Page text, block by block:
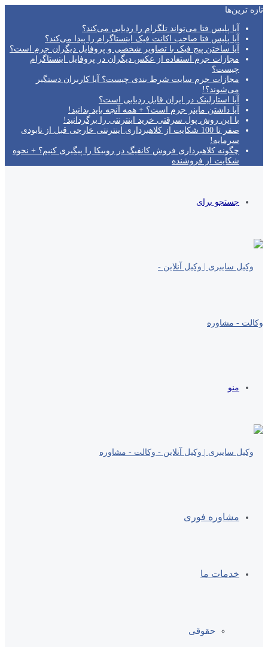
تازه‌ ترین‌ها
آیا پلیس فتا می‌تواند تلگرام را ردیابی می‌کند؟
آیا پلیس فتا صاحب اکانت فیک اینستاگرام را پیدا می‌کند؟
آیا ساختن پیج فیک با تصاویر شخصی و پروفایل دیگران جرم است؟
مجازات جرم استفاده از عکس دیگران در پروفایل اینستاگرام
چیست؟
مجازات جرم سایت شرط بندی چیست؟ آیا کاربران دستگیر
می‌شوند؟!
آیا استارلینک در ایران قابل ردیابی است؟
آیا داشتن ماینر جرم است؟ + همه آنچه باید بدانید!
با این روش پول سرقتی خرید اینترنتی را برگردانید!
صفر تا 100 شکایت از کلاهبرداری اینترنتی خارجی قبل از نابودی
سرمایه!
چگونه کلاهبرداری فروش کانفیگ در روبیکا را پیگیری کنیم؟ + نحوه
شکایت از فروشنده
جستجو برای
منو
مشاوره فوری
خدمات ما
حقوقی